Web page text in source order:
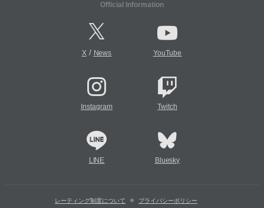
Official Information
X/ News YouTube
Instagram Twitch
LINE Bluesky
レーティング制度について プライバシーポリシー